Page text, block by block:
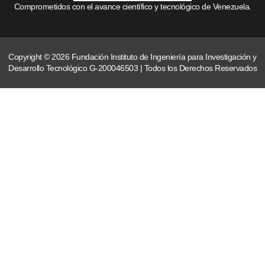
Comprometidos con el avance científico y tecnológico de Venezuela.
Copyright © 2026 Fundación Instituto de Ingeniería para Investigación y
Desarrollo Tecnológico G-200046503 | Todos los Derechos Reservados